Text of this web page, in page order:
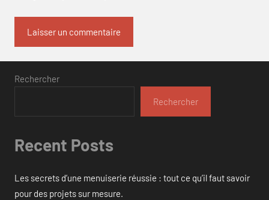
Rechercher
Rechercher
Recent Posts
Les secrets d’une menuiserie réussie : tout ce qu’il faut savoir
pour des projets sur mesure.